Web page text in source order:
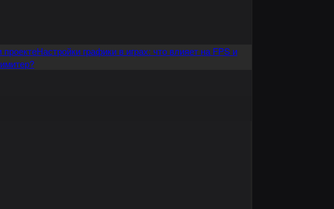
Настройки графики в играх: что влияет на FPS и